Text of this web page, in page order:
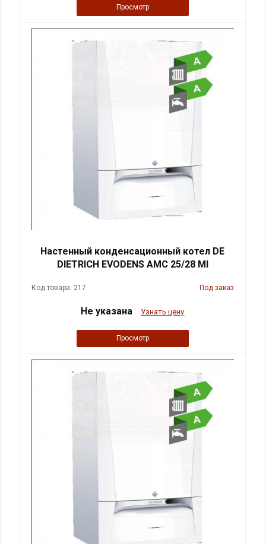
Просмотр
Настенный конденсационный котел DE
DIETRICH EVODENS AMC 25/28 MI
Код товара: 217 Под заказ
Не указана Узнать цену
Просмотр